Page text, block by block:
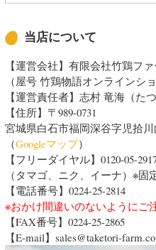
当店について
【運営会社】有限会社竹鶏フ
（屋号 竹鶏物語オンラインショ
【運営責任者】志村 竜海（たつ
【住所】〒989-0731
宮城県白石市福岡深谷字児拾川
（Googleマップ）
【フリーダイヤル】0120-05-
（タマゴ、ニク、イーナ）※固
【電話番号】0224-25-2814
※おかけ間違いのないようにご
【FAX番号】0224-25-2865
【E-mail】sales@taketori-